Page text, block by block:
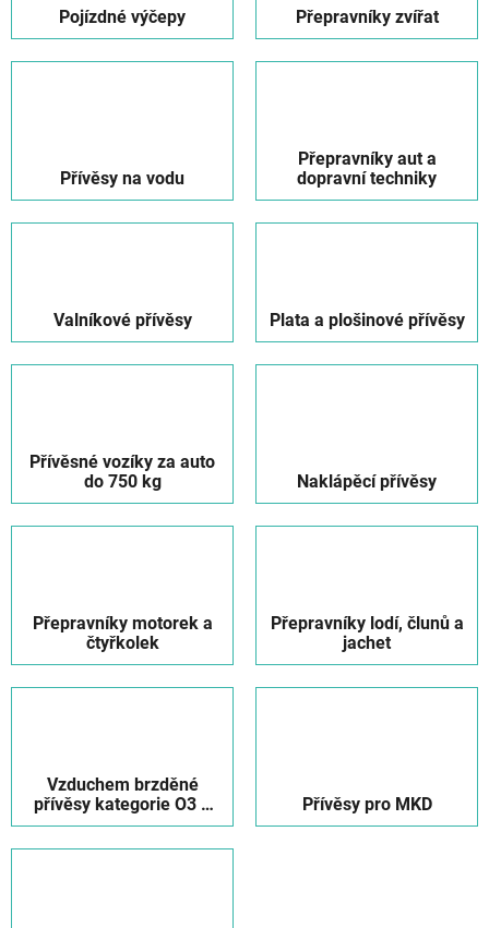
Pojízdné výčepy Přepravníky zvířat
Přívěsy na vodu
Přepravníky aut a
dopravní techniky
Valníkové přívěsy Plata a plošinové přívěsy
Přívěsné vozíky za auto
do 750 kg
Naklápěcí přívěsy
Přepravníky motorek a
čtyřkolek
Přepravníky lodí, člunů a
jachet
Vzduchem brzděné
přívěsy kategorie O3 a
O4
Přívěsy pro MKD